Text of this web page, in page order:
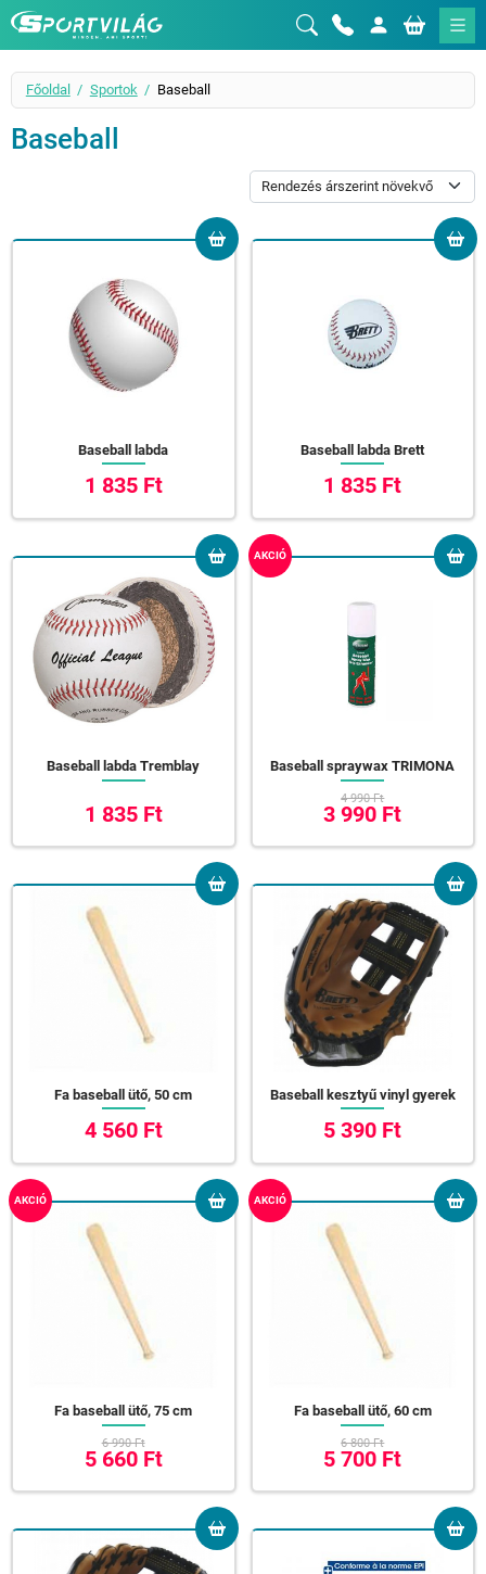
Sportvilág
Főoldal Sportok Baseball
Baseball
Baseball labda
1 835 Ft
Baseball labda Brett
1 835 Ft
Baseball labda Tremblay
1 835 Ft
AKCIÓ
Baseball spraywax TRIMONA
4 990 Ft
3 990 Ft
Fa baseball ütő, 50 cm
4 560 Ft
Baseball kesztyű vinyl gyerek
5 390 Ft
AKCIÓ
Fa baseball ütő, 75 cm
6 990 Ft
5 660 Ft
AKCIÓ
Fa baseball ütő, 60 cm
6 800 Ft
5 700 Ft